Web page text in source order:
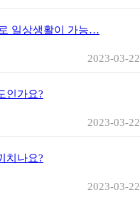
일상생활이 가능…
2023-03-22
인가요?
2023-03-22
치나요?
2023-03-22